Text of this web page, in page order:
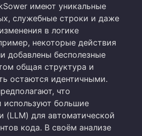
имеют уникальные
служебные строки и даже
в логике
некоторые действия
добавлены бесполезные
общая структура и
остаются идентичными.
что
большие
(LLM) для автоматической
кода. В своём анализе